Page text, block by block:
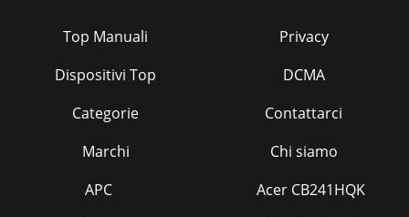
Top Manuali
Dispositivi Top
Categorie
Marchi
Privacy
DCMA
Contattarci
Chi siamo
APC
Acer CB241HQK